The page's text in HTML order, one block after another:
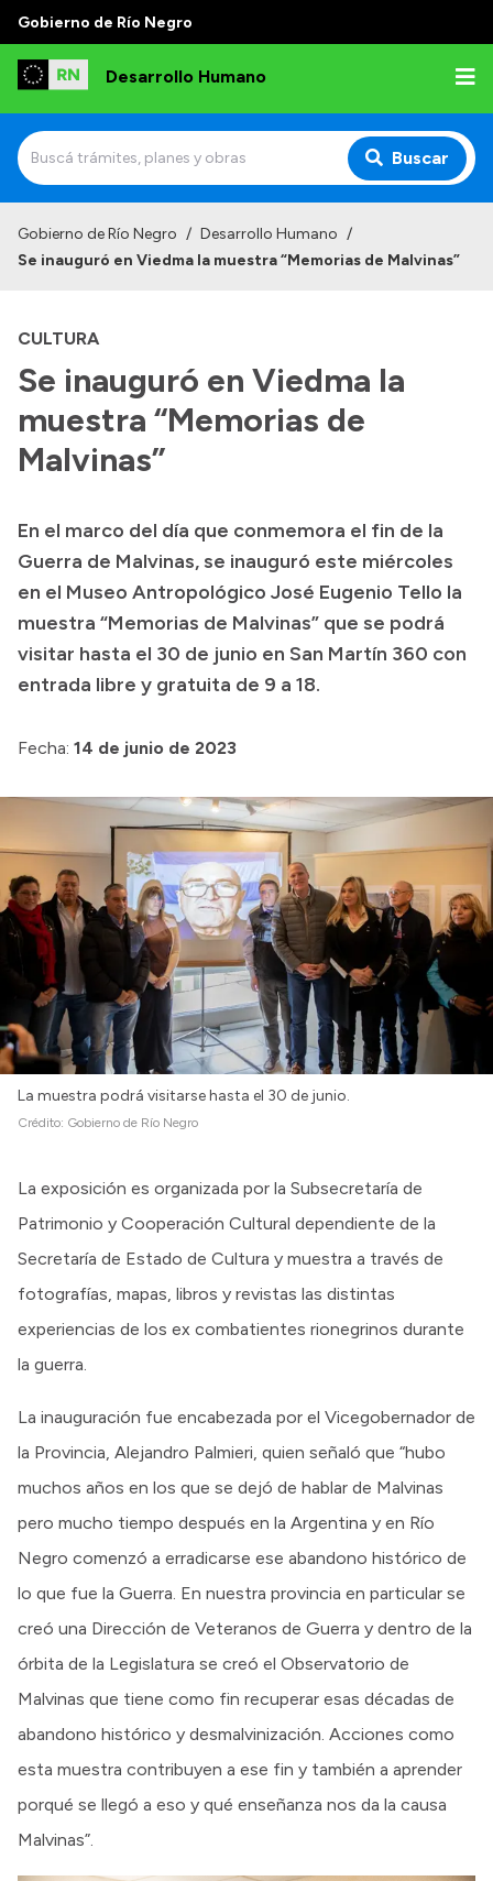
Gobierno de Río Negro
Desarrollo Humano
Buscar
Delegaciones
Normativa
Transparencia
Presupuesto
Compras y licitaciones
Consulta de expedientes
Convocatorias
Gobierno de Río Negro / Desarrollo Humano /
Se inauguró en Viedma la muestra “Memorias de Malvinas”
CULTURA
Se inauguró en Viedma la
muestra “Memorias de
Malvinas”
En el marco del día que conmemora el fin de la
Guerra de Malvinas, se inauguró este miércoles
en el Museo Antropológico José Eugenio Tello la
muestra “Memorias de Malvinas” que se podrá
visitar hasta el 30 de junio en San Martín 360 con
entrada libre y gratuita de 9 a 18.
Fecha: 14 de junio de 2023
La muestra podrá visitarse hasta el 30 de junio.
Crédito: Gobierno de Río Negro
La exposición es organizada por la Subsecretaría de
Patrimonio y Cooperación Cultural dependiente de la
Secretaría de Estado de Cultura y muestra a través de
fotografías, mapas, libros y revistas las distintas
experiencias de los ex combatientes rionegrinos durante
la guerra.
La inauguración fue encabezada por el Vicegobernador de
la Provincia, Alejandro Palmieri, quien señaló que “hubo
muchos años en los que se dejó de hablar de Malvinas
pero mucho tiempo después en la Argentina y en Río
Negro comenzó a erradicarse ese abandono histórico de
lo que fue la Guerra. En nuestra provincia en particular se
creó una Dirección de Veteranos de Guerra y dentro de la
órbita de la Legislatura se creó el Observatorio de
Malvinas que tiene como fin recuperar esas décadas de
abandono histórico y desmalvinización. Acciones como
esta muestra contribuyen a ese fin y también a aprender
porqué se llegó a eso y qué enseñanza nos da la causa
Malvinas”.